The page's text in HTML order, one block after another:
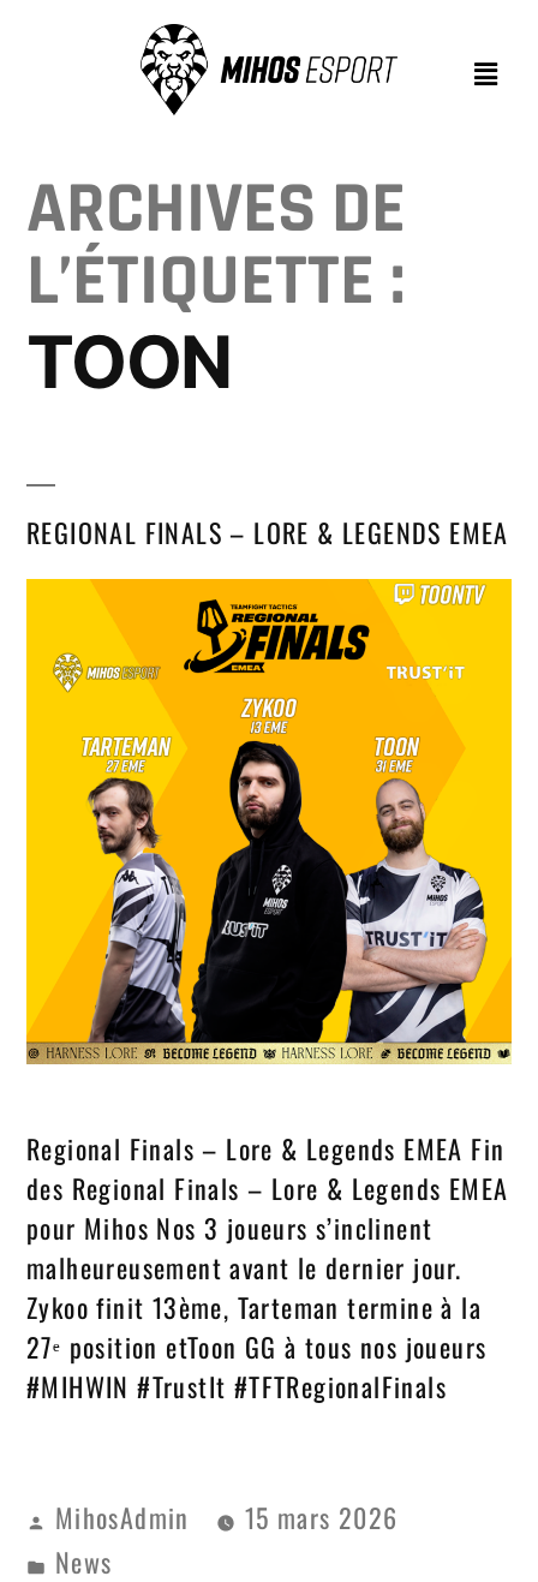
ARCHIVES DE
L’ÉTIQUETTE :
TOON
REGIONAL FINALS – LORE & LEGENDS EMEA
Regional Finals – Lore & Legends EMEA Fin
des Regional Finals – Lore & Legends EMEA
pour Mihos Nos 3 joueurs s’inclinent
malheureusement avant le dernier jour.
Zykoo finit 13ème, Tarteman termine à la
27ᵉ position etToon GG à tous nos joueurs
#MIHWIN #TrustIt #TFTRegionalFinals
MihosAdmin
15 mars 2026
News